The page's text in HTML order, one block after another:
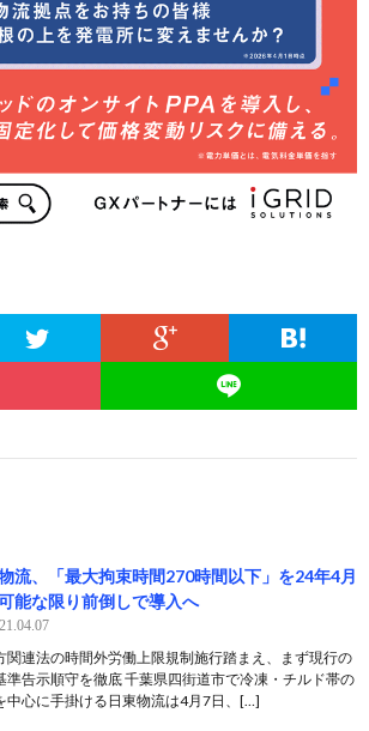
流、「最大拘束時間270時間以下」を24年4月
能な限り前倒しで導入へ
関連法の時間外労働上限規制施行踏まえ、まず現行の
準告示順守を徹底 千葉県四街道市で冷凍・チルド帯の
中心に手掛ける日東物流は4月7日、[…]